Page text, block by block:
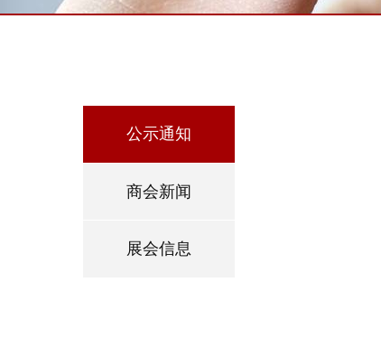
公示通知
商会新闻
展会信息